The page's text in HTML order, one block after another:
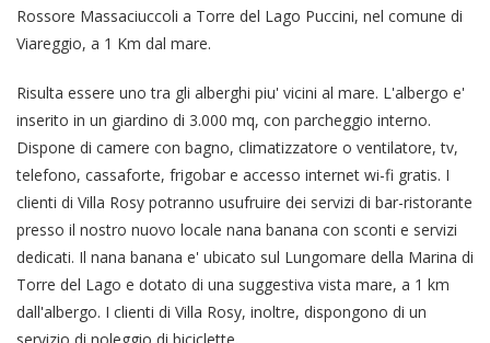
Rossore Massaciuccoli a Torre del Lago Puccini, nel comune di
Viareggio, a 1 Km dal mare.
Risulta essere uno tra gli alberghi piu' vicini al mare. L'albergo e'
inserito in un giardino di 3.000 mq, con parcheggio interno.
Dispone di camere con bagno, climatizzatore o ventilatore, tv,
telefono, cassaforte, frigobar e accesso internet wi-fi gratis. I
clienti di Villa Rosy potranno usufruire dei servizi di bar-ristorante
presso il nostro nuovo locale nana banana con sconti e servizi
dedicati. Il nana banana e' ubicato sul Lungomare della Marina di
Torre del Lago e dotato di una suggestiva vista mare, a 1 km
dall'albergo. I clienti di Villa Rosy, inoltre, dispongono di un